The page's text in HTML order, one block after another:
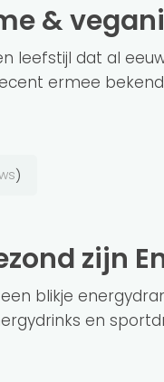
&
leefstijl dat al
ermee bekend
)
zijn
blikje
en